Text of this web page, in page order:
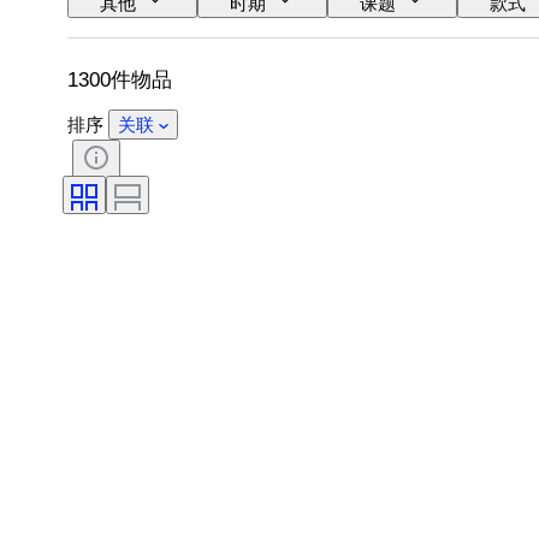
原创作品／复制品
1300件物品
排序 关联